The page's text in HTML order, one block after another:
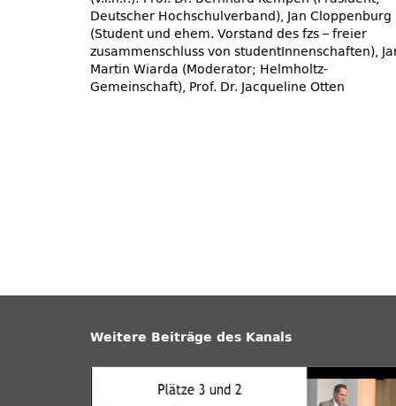
Deutscher Hochschulverband), Jan Cloppenburg
(Student und ehem. Vorstand des fzs – freier
zusammenschluss von studentInnenschaften),
Martin Wiarda (Moderator; Helmholtz-
Gemeinschaft), Prof. Dr. Jacqueline Otten
Weitere Beiträge des Kanals